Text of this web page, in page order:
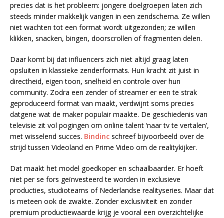
precies dat is het probleem: jongere doelgroepen laten zich
steeds minder makkelijk vangen in een zendschema. Ze willen
niet wachten tot een format wordt uitgezonden; ze willen
klikken, snacken, bingen, doorscrollen of fragmenten delen.
Daar komt bij dat influencers zich niet altijd graag laten
opsluiten in klassieke zenderformats. Hun kracht zit juist in
directheid, eigen toon, snelheid en controle over hun
community. Zodra een zender of streamer er een te strak
geproduceerd format van maakt, verdwijnt soms precies
datgene wat de maker populair maakte. De geschiedenis van
televisie zit vol pogingen om online talent ‘naar tv te vertalen’,
met wisselend succes. Bindinc schreef bijvoorbeeld over de
strijd tussen Videoland en Prime Video om de realitykijker.
Dat maakt het model goedkoper en schaalbaarder. Er hoeft
niet per se fors geïnvesteerd te worden in exclusieve
producties, studioteams of Nederlandse realityseries. Maar dat
is meteen ook de zwakte. Zonder exclusiviteit en zonder
premium productiewaarde krijg je vooral een overzichtelijke